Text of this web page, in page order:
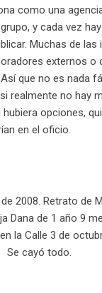
como una
y cada vez
Muchas de las
externos o
que no es nada
realmente no hay
opciones,
en el oficio.
2008. Retrato de
Dana de 1 año 9
la Calle 3 de
Se cayó todo.